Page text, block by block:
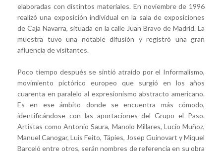
elaboradas con distintos materiales. En noviembre de 1996
realizó una exposición individual en la sala de exposiciones
de Caja Navarra, situada en la calle Juan Bravo de Madrid. La
muestra tuvo una notable difusión y registró una gran
afluencia de visitantes.
Poco tiempo después se sintió atraído por el Informalismo,
movimiento pictórico europeo que surgió en los años
cuarenta en paralelo al expresionismo abstracto americano.
Es en ese ámbito donde se encuentra más cómodo,
identificándose con las aportaciones del Grupo el Paso.
Artistas como Antonio Saura, Manolo Millares, Lucio Muñoz,
Manuel Canogar, Luis Feito, Tápies, Josep Guinovart y Miquel
Barceló entre otros, serán nombres de referencia en su obra